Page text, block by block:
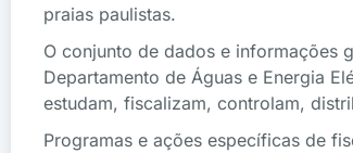
praias paulistas.
O conjunto de dados e informações
Departamento de Águas e Energia
estudam, fiscalizam, controlam,
Programas e ações específicas de